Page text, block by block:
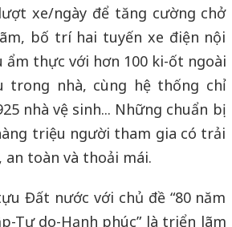
xe/ngày để tăng cường chở
bố trí hai tuyến xe điện nội
ẩm thực với hơn 100 ki-ốt ngoài
trong nhà, cùng hệ thống chỉ
nhà vệ sinh... Những chuẩn bị
triệu người tham gia có trải
an toàn và thoải mái.
Đất nước với chủ đề “80 năm
Tự do-Hạnh phúc” là triển lãm